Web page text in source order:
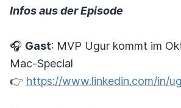
Infos aus der Episode
🎧 Gast: MVP Ugur kommt im
Mac-Special
👉 https://www.linkedin.com/in/